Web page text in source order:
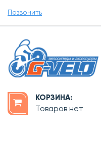
Позвонить
КОРЗИНА:
Товаров нет